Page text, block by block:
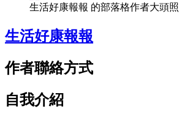
生活好康報報 的部落格作者大頭照
生活好康報報
作者聯絡方式
自我介紹